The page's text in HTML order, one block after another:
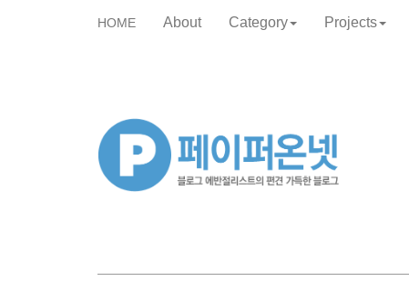
HOME About Category Projects